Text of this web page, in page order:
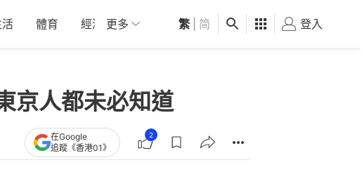
活 體育 經濟 01深圳 觀點 健康 好食玩飛
更多 繁 简 登入
京人都未必知道
在Google
追蹤《香港01》
2